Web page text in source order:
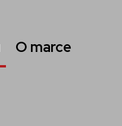
O marce